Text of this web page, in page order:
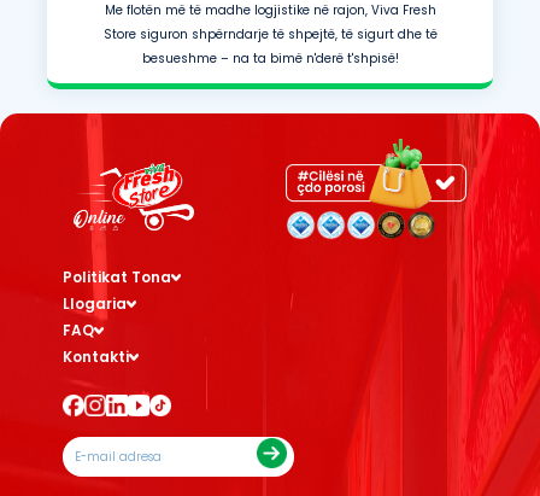
Me flotën më të madhe logjistike në rajon, Viva Fresh
Store siguron shpërndarje të shpejtë, të sigurt dhe të
besueshme – na ta bimë n'derë t'shpisë!
Politikat Tona
Llogaria
FAQ
Kontakti